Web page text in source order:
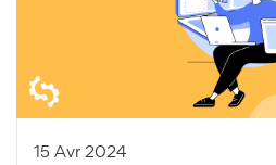
15 Avr 2024